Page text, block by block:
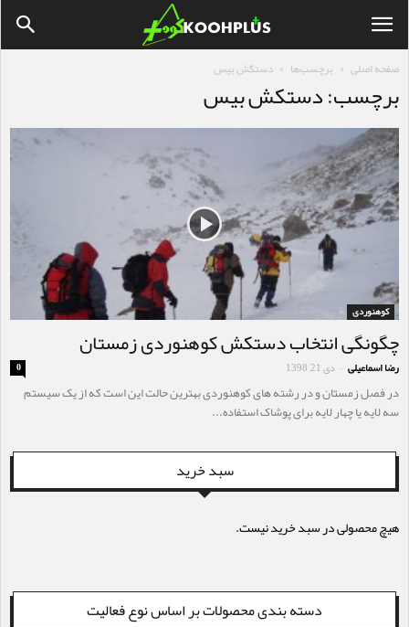
صفحه اصلی برچسب‌ها دستکش بیس
برچسب: دستکش بیس
کوهنوردی
چگونگی انتخاب دستکش کوهنوردی زمستان
رضا اسماعیلی - دی 21, 1398 0
در فصل زمستان و در رشته های کوهنوردی بهترین حالت این است که از یک سیستم
سه لایه یا چهار لایه برای پوشاک استفاده...
سبد خرید
هیچ محصولی در سبد خرید نیست.
دسته بندی محصولات بر اساس نوع فعالیت